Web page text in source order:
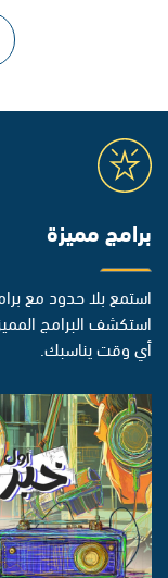
برامج مميزة
استمع بلا حدود مع
استكشف البرامج
أي وقت يناسبك.